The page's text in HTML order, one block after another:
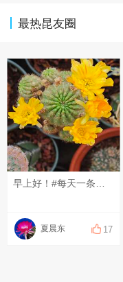
最热昆友圈
早上好！#每天一条昆友圈#
夏晨东 17